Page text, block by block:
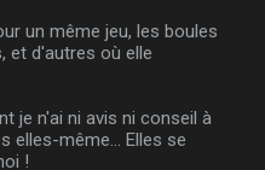
un même jeu, les boules
et d'autres où elle
je n'ai ni avis ni conseil à
elles-même... Elles se
!